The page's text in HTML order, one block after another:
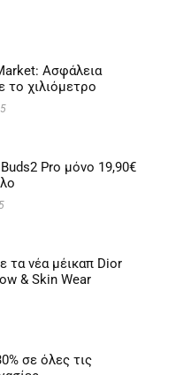
Ασφάλεια
το χιλιόμετρο
Pro μόνο 19,90€
τα νέα μέικαπ Dior
& Skin Wear
σε όλες τις